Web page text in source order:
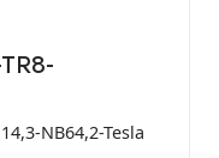
NB64,2-Tesla